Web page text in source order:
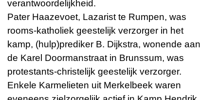
verantwoordelijkheid.
Pater Haazevoet, Lazarist te Rumpen, was
rooms-katholiek geestelijk verzorger in het
kamp, (hulp)prediker B. Dijkstra, wonende aan
de Karel Doormanstraat in Brunssum, was
protestants-christelijk geestelijk verzorger.
Enkele Karmelieten uit Merkelbeek waren